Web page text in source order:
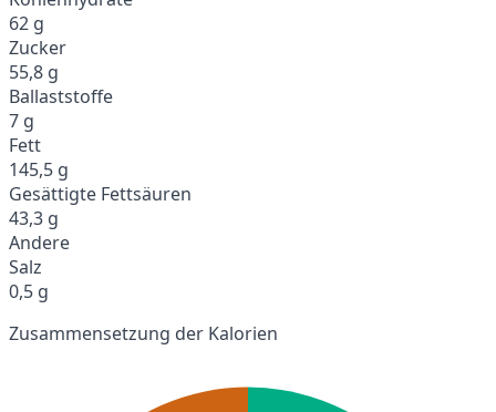
62 g
Zucker
55,8 g
Ballaststoffe
7 g
Fett
145,5 g
Gesättigte Fettsäuren
43,3 g
Andere
Salz
0,5 g
Zusammensetzung der Kalorien